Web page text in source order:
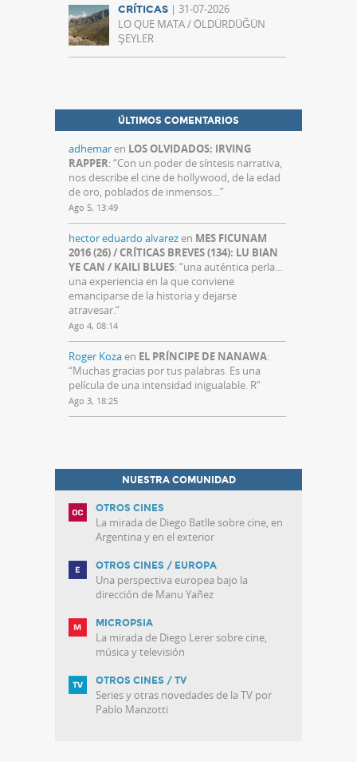
CRÍTICAS | 31-07-2026
LO QUE MATA / ÖLDÜRDÜĞÜN
ŞEYLER
ÚLTIMOS COMENTARIOS
adhemaren LOS OLVIDADOS: IRVING
RAPPER: “Con un poder de síntesis narrativa,
nos describe el cine de hollywood, de la edad
de oro, poblados de inmensos…”
Ago 5, 13:49
hector eduardo alvarezen MES FICUNAM
2016 (26) / CRÍTICAS BREVES (134): LU BIAN
YE CAN / KAILI BLUES: “una auténtica perla…
una experiencia en la que conviene
emanciparse de la historia y dejarse
atravesar.”
Ago 4, 08:14
Roger Kozaen EL PRÍNCIPE DE NANAWA:
“Muchas gracias por tus palabras. Es una
película de una intensidad inigualable. R”
Ago 3, 18:25
NUESTRA COMUNIDAD
OTROS CINES
La mirada de Diego Batlle sobre cine, en
Argentina y en el exterior
OTROS CINES / EUROPA
Una perspectiva europea bajo la
dirección de Manu Yañez
MICROPSIA
La mirada de Diego Lerer sobre cine,
música y televisión
OTROS CINES / TV
Series y otras novedades de la TV por
Pablo Manzotti